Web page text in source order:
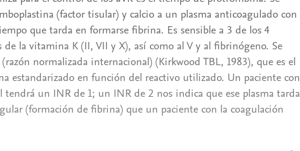
(factor tisular) y calcio a un plasma anticoagulado con
que tarda en formarse fibrina. Es sensible a 3 de los 4
de la vitamina K (II, VII y X), así como al V y al fibrinógeno. Se
(razón normalizada internacional) (Kirkwood TBL, 1983), que es el
estandarizado en función del reactivo utilizado. Un paciente con
tendrá un INR de 1; un INR de 2 nos indica que ese plasma tarda
(formación de fibrina) que un paciente con la coagulación